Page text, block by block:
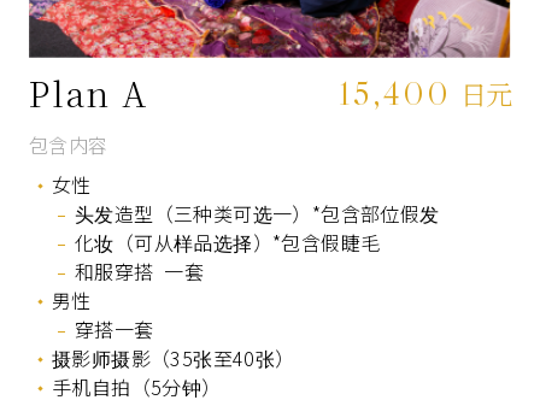
Plan A 15,400 日元
包含内容
女性
头发造型（三种类可选一）*包含部位假发
化妆（可从样品选择）*包含假睫毛
和服穿搭 一套
男性
穿搭一套
摄影师摄影（35张至40张）
手机自拍（5分钟）